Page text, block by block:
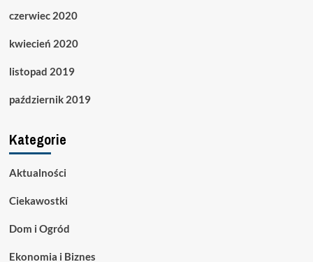
czerwiec 2020
kwiecień 2020
listopad 2019
październik 2019
Kategorie
Aktualności
Ciekawostki
Dom i Ogród
Ekonomia i Biznes